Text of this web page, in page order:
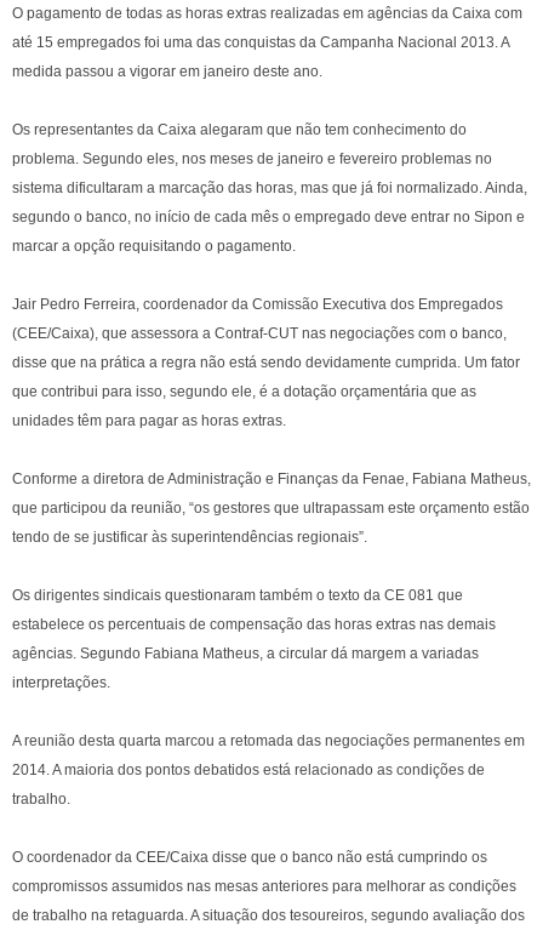
O pagamento de todas as horas extras realizadas em agências da Caixa com
até 15 empregados foi uma das conquistas da Campanha Nacional 2013. A
medida passou a vigorar em janeiro deste ano.
Os representantes da Caixa alegaram que não tem conhecimento do
problema. Segundo eles, nos meses de janeiro e fevereiro problemas no
sistema dificultaram a marcação das horas, mas que já foi normalizado. Ainda,
segundo o banco, no início de cada mês o empregado deve entrar no Sipon e
marcar a opção requisitando o pagamento.
Jair Pedro Ferreira, coordenador da Comissão Executiva dos Empregados
(CEE/Caixa), que assessora a Contraf-CUT nas negociações com o banco,
disse que na prática a regra não está sendo devidamente cumprida. Um fator
que contribui para isso, segundo ele, é a dotação orçamentária que as
unidades têm para pagar as horas extras.
Conforme a diretora de Administração e Finanças da Fenae, Fabiana Matheus,
que participou da reunião, “os gestores que ultrapassam este orçamento estão
tendo de se justificar às superintendências regionais”.
Os dirigentes sindicais questionaram também o texto da CE 081 que
estabelece os percentuais de compensação das horas extras nas demais
agências. Segundo Fabiana Matheus, a circular dá margem a variadas
interpretações.
A reunião desta quarta marcou a retomada das negociações permanentes em
2014. A maioria dos pontos debatidos está relacionado as condições de
trabalho.
O coordenador da CEE/Caixa disse que o banco não está cumprindo os
compromissos assumidos nas mesas anteriores para melhorar as condições
de trabalho na retaguarda. A situação dos tesoureiros, segundo avaliação dos